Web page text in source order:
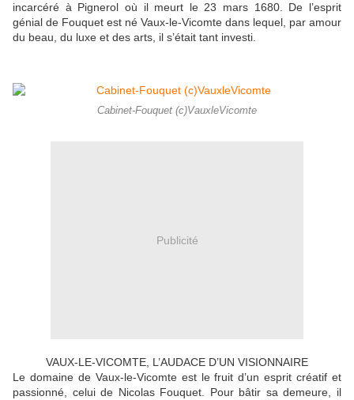
incarcéré à Pignerol où il meurt le 23 mars 1680. De l’esprit
génial de Fouquet est né Vaux-le-Vicomte dans lequel, par amour
du beau, du luxe et des arts, il s’était tant investi.
Cabinet-Fouquet (c)VauxleVicomte
Publicité
VAUX-LE-VICOMTE, L’AUDACE D’UN VISIONNAIRE
Le domaine de Vaux-le-Vicomte est le fruit d’un esprit créatif et
passionné, celui de Nicolas Fouquet. Pour bâtir sa demeure, il